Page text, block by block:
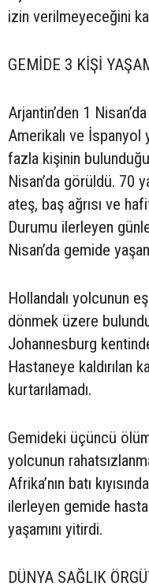
izin verilmeyeceğini
GEMİDE 3 KİŞİ
Arjantin’den 1
Amerikalı ve İspanyol
fazla kişinin
Nisan’da görüldü. 70
ateş, baş ağrısı ve
Durumu ilerleyen
Nisan’da gemide
Hollandalı yolcunun
dönmek üzere
Johannesburg
Hastaneye kaldırılan
kurtarılamadı.
Gemideki üçüncü
yolcunun
Afrika’nın batı
ilerleyen gemide
yaşamını yitirdi.
DÜNYA SAĞLIK